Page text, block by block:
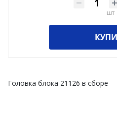
шт
Головка блока 21126 в сборе